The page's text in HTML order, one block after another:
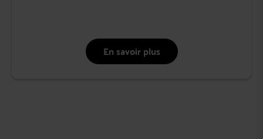
En savoir plus